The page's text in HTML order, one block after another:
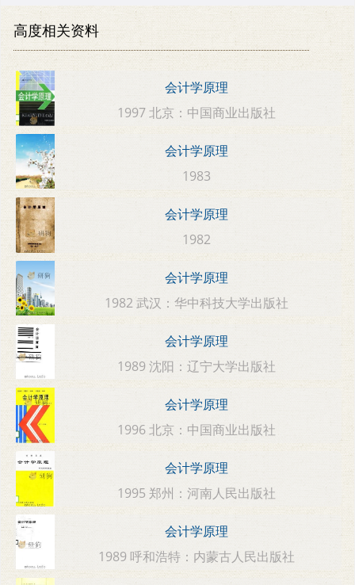
高度相关资料
会计学原理
1997 北京：中国商业出版社
会计学原理
1983
会计学原理
1982
会计学原理
1982 武汉：华中科技大学出版社
会计学原理
1989 沈阳：辽宁大学出版社
会计学原理
1996 北京：中国商业出版社
会计学原理
1995 郑州：河南人民出版社
会计学原理
1989 呼和浩特：内蒙古人民出版社